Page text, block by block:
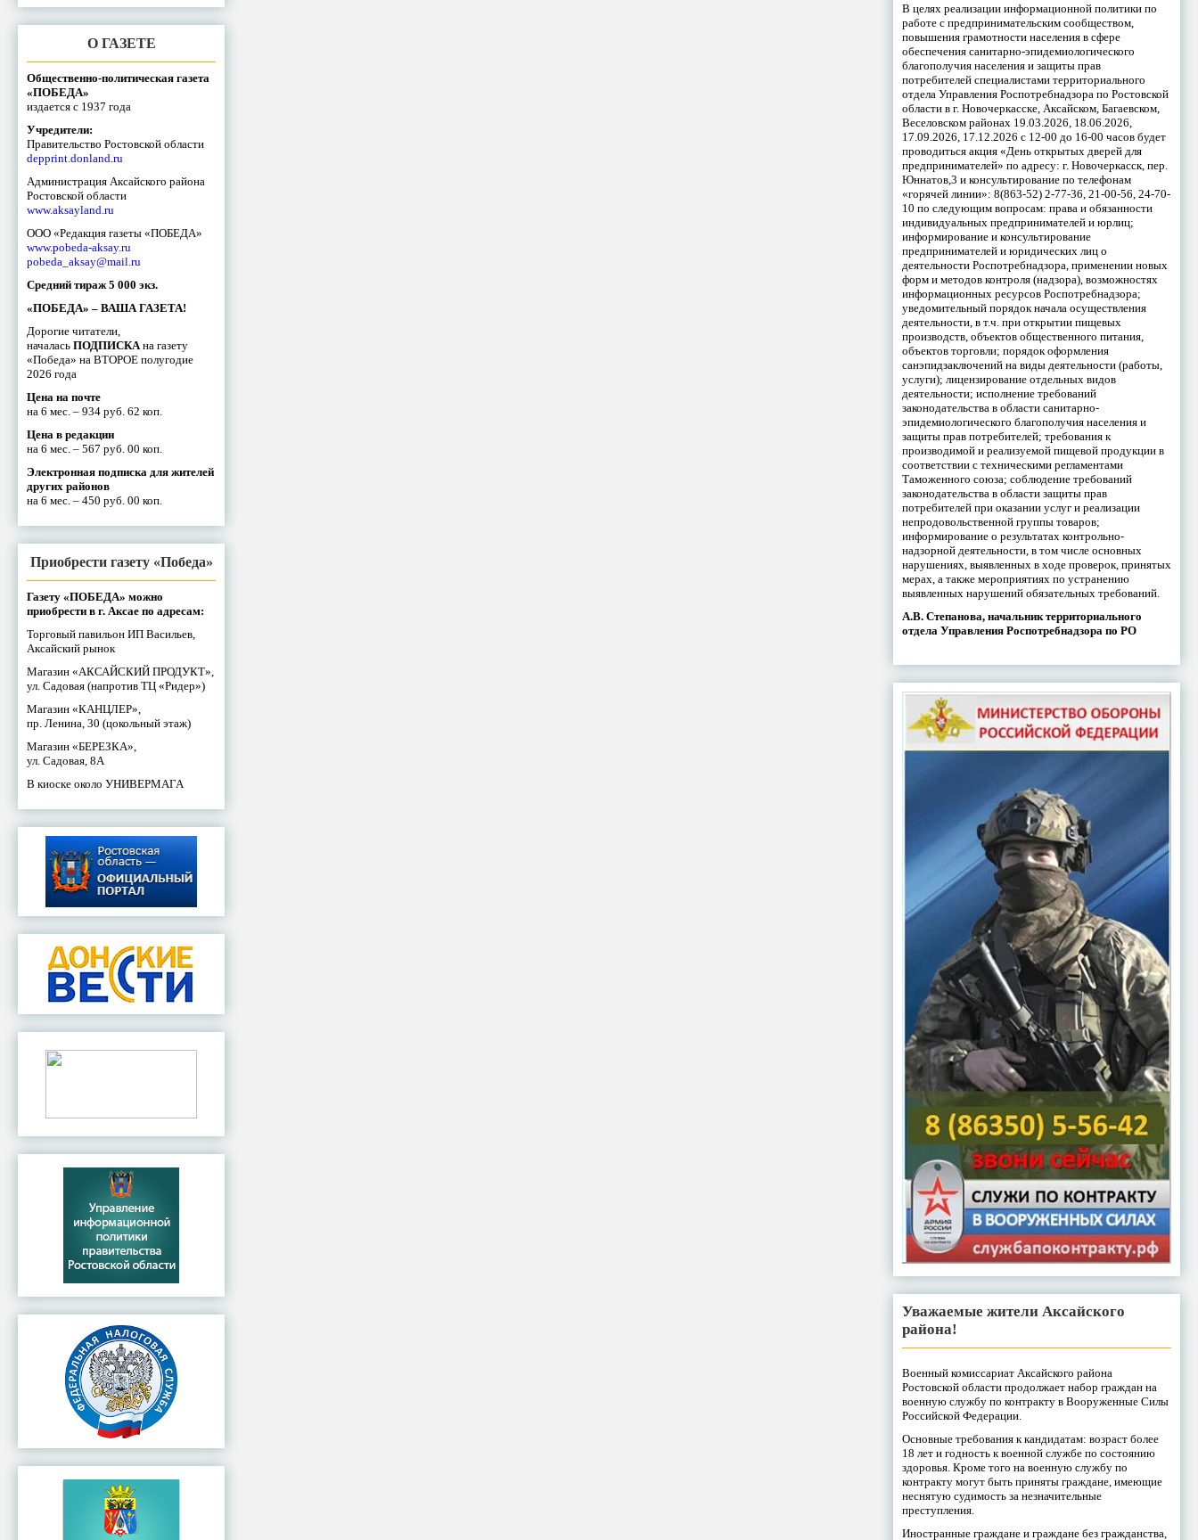
О ГАЗЕТЕ
Общественно-политическая газета
«ПОБЕДА»
издается с 1937 года
Учредители:
Правительство Ростовской области
depprint.donland.ru
Администрация Аксайского района
Ростовской области
www.aksayland.ru
ООО «Редакция газеты «ПОБЕДА»
www.pobeda-aksay.ru
pobeda_aksay@mail.ru
Средний тираж 5 000 экз.
«ПОБЕДА» – ВАША ГАЗЕТА!
Дорогие читатели,
началась ПОДПИСКА на газету
«Победа» на ВТОРОЕ полугодие
2026 года
Цена на почте
на 6 мес. – 934 руб. 62 коп.
Цена в редакции
на 6 мес. – 567 руб. 00 коп.
Электронная подписка для жителей
других районов
на 6 мес. – 450 руб. 00 коп.
Приобрести газету «Победа»
Газету «ПОБЕДА» можно
приобрести в г. Аксае по адресам:
Торговый павильон ИП Васильев,
Аксайский рынок
Магазин «АКСАЙСКИЙ ПРОДУКТ»,
ул. Садовая (напротив ТЦ «Ридер»)
Магазин «КАНЦЛЕР»,
пр. Ленина, 30 (цокольный этаж)
Магазин «БЕРЕЗКА»,
ул. Садовая, 8А
В киоске около УНИВЕРМАГА
В целях реализации информационной политики по
работе с предпринимательским сообществом,
повышения грамотности населения в сфере
обеспечения санитарно-эпидемиологического
благополучия населения и защиты прав
потребителей специалистами территориального
отдела Управления Роспотребнадзора по Ростовской
области в г. Новочеркасске, Аксайском, Багаевском,
Веселовском районах 19.03.2026, 18.06.2026,
17.09.2026, 17.12.2026 с 12-00 до 16-00 часов будет
проводиться акция «День открытых дверей для
предпринимателей» по адресу: г. Новочеркасск, пер.
Юннатов,3 и консультирование по телефонам
«горячей линии»: 8(863-52) 2-77-36, 21-00-56, 24-70-
10 по следующим вопросам: права и обязанности
индивидуальных предпринимателей и юрлиц;
информирование и консультирование
предпринимателей и юридических лиц о
деятельности Роспотребнадзора, применении новых
форм и методов контроля (надзора), возможностях
информационных ресурсов Роспотребнадзора;
уведомительный порядок начала осуществления
деятельности, в т.ч. при открытии пищевых
производств, объектов общественного питания,
объектов торговли; порядок оформления
санэпидзаключений на виды деятельности (работы,
услуги); лицензирование отдельных видов
деятельности; исполнение требований
законодательства в области санитарно-
эпидемиологического благополучия населения и
защиты прав потребителей; требования к
производимой и реализуемой пищевой продукции в
соответствии с техническими регламентами
Таможенного союза; соблюдение требований
законодательства в области защиты прав
потребителей при оказании услуг и реализации
непродовольственной группы товаров;
информирование о результатах контрольно-
надзорной деятельности, в том числе основных
нарушениях, выявленных в ходе проверок, принятых
мерах, а также мероприятиях по устранению
выявленных нарушений обязательных требований.
А.В. Степанова, начальник территориального
отдела Управления Роспотребнадзора по РО
Уважаемые жители Аксайского
района!
Военный комиссариат Аксайского района
Ростовской области продолжает набор граждан на
военную службу по контракту в Вооруженные Силы
Российской Федерации.
Основные требования к кандидатам: возраст более
18 лет и годность к военной службе по состоянию
здоровья. Кроме того на военную службу по
контракту могут быть приняты граждане, имеющие
неснятую судимость за незначительные
преступления.
Иностранные граждане и граждане без гражданства,